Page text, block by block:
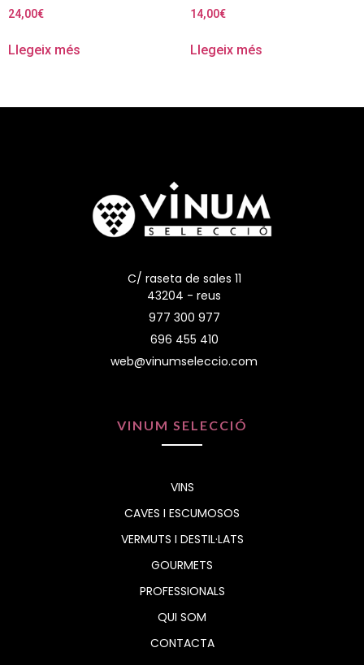
24,00€
Llegeix més
14,00€
Llegeix més
C/ raseta de sales 11
43204 - reus
977 300 977
696 455 410
web@vinumseleccio.com
VINUM SELECCIÓ
VINS
CAVES I ESCUMOSOS
VERMUTS I DESTIL·LATS
GOURMETS
PROFESSIONALS
QUI SOM
CONTACTA